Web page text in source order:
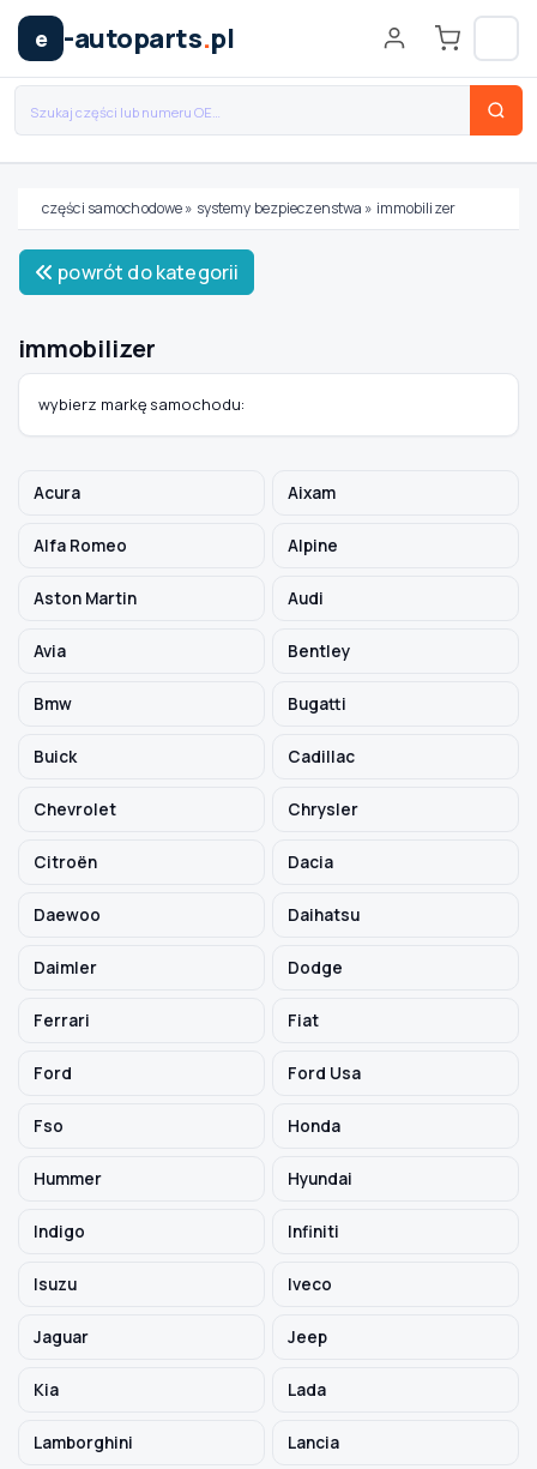
e -autoparts.pl
Wybierz swój pojazd
MODEL
TYP / SILNIK
części samochodowe» systemy bezpieczenstwa » immobilizer
powrót do kategorii
immobilizer
wybierz markę samochodu:
Acura Aixam
Alfa Romeo Alpine
Aston Martin Audi
Avia Bentley
Bmw Bugatti
Buick Cadillac
Chevrolet Chrysler
Citroën Dacia
Daewoo Daihatsu
Daimler Dodge
Ferrari Fiat
Ford Ford Usa
Fso Honda
Hummer Hyundai
Indigo Infiniti
Isuzu Iveco
Jaguar Jeep
Kia Lada
Lamborghini Lancia